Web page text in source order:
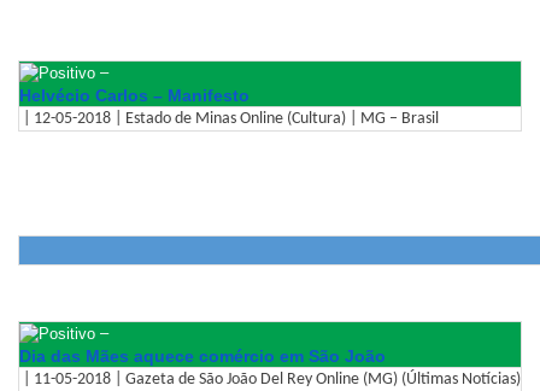
–
Helvécio Carlos – Manifesto
| 12-05-2018 | Estado de Minas Online (Cultura) | MG – Brasil
–
Dia das Mães aquece comércio em São João
| 11-05-2018 | Gazeta de São João Del Rey Online (MG) (Últimas Notícias)